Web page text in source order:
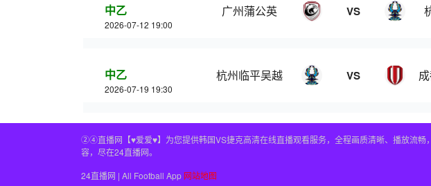
中乙
2026-07-12 19:00
广州蒲公英 VS
中乙
2026-07-19 19:30
杭州临平吴越 VS
②④直播网【♥爱爱♥】为您提供韩国VS捷克高清在线直播观看服务，全程画质清晰、播放流
容，尽在24直播网。
24直播网 | All Football App 网站地图